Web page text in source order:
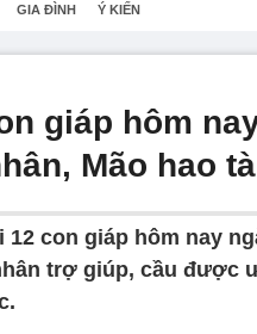
GIA ĐÌNH Ý KIẾN
giáp hôm
Mão hao
12 con giáp hôm nay
trợ giúp, cầu được